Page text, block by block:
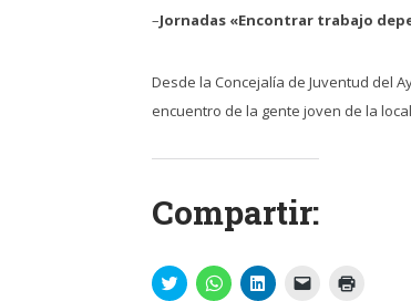
–Jornadas «Encontrar trabajo
Desde la Concejalía de Juventud del
encuentro de la gente joven de la
Compartir:
Haz
clic
Haz
clic
Haz
clic
Haz